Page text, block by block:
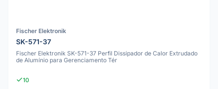
Fischer Elektronik
SK-571-37
Fischer Elektronik SK-571-37 Perfil Dissipador de Calor Extrudado
de Alumínio para Gerenciamento Tér
10